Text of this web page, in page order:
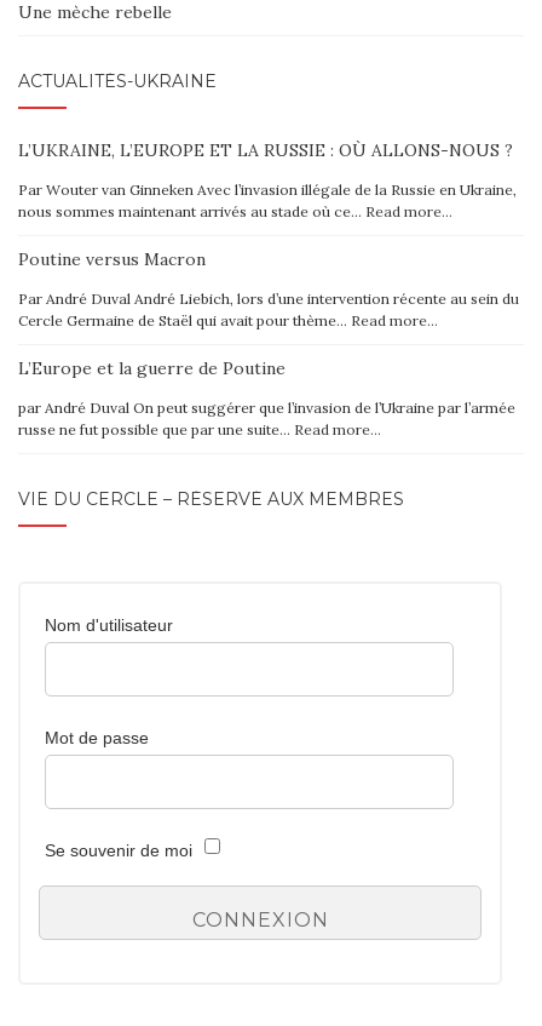
Une mèche rebelle
ACTUALITÉS-UKRAINE
L’UKRAINE, L’EUROPE ET LA RUSSIE : OÙ ALLONS-NOUS ?
Par Wouter van Ginneken Avec l’invasion illégale de la Russie en Ukraine,
nous sommes maintenant arrivés au stade où ce… Read more…
Poutine versus Macron
Par André Duval André Liebich, lors d’une intervention récente au sein du
Cercle Germaine de Staël qui avait pour thème… Read more…
L’Europe et la guerre de Poutine
par André Duval On peut suggérer que l’invasion de l’Ukraine par l’armée
russe ne fut possible que par une suite… Read more…
VIE DU CERCLE – RÉSERVÉ AUX MEMBRES
Nom d'utilisateur
Mot de passe
Se souvenir de moi